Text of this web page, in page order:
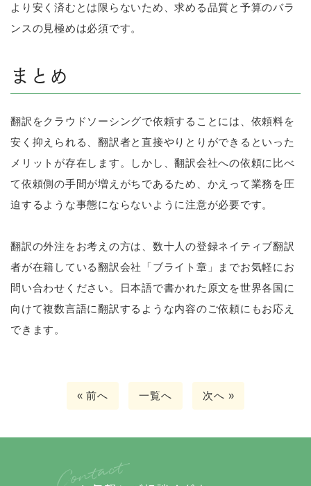
より安く済むとは限らないため、求める品質と予算のバラ
ンスの見極めは必須です。
まとめ
翻訳をクラウドソーシングで依頼することには、依頼料を
安く抑えられる、翻訳者と直接やりとりができるといった
メリットが存在します。しかし、翻訳会社への依頼に比べ
て依頼側の手間が増えがちであるため、かえって業務を圧
迫するような事態にならないように注意が必要です。
翻訳の外注をお考えの方は、数十人の登録ネイティブ翻訳
者が在籍している翻訳会社「ブライト章」までお気軽にお
問い合わせください。日本語で書かれた原文を世界各国に
向けて複数言語に翻訳するような内容のご依頼にもお応え
できます。
« 前へ 一覧へ 次へ »